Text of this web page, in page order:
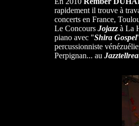
rapidement il trouve à
concerts en France,
Le Concours Jojazzà La
piano avec "Shira Gospel
percussionniste
Perpignan... au